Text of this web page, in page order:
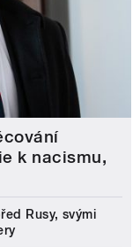
k nacismu,
Rusy, svými